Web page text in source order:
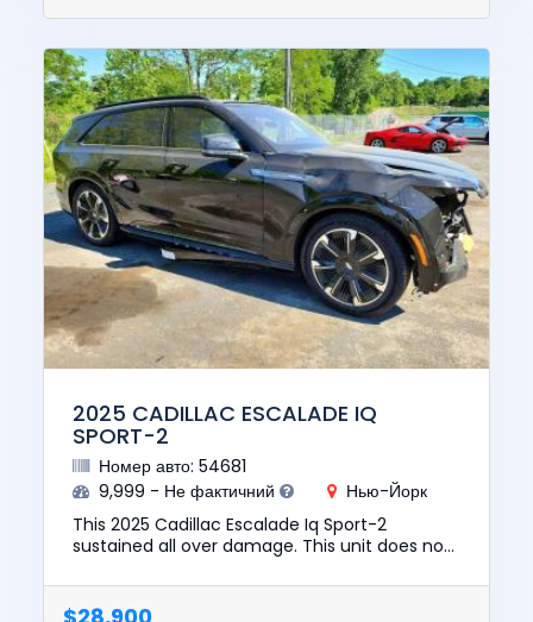
2025 CADILLAC ESCALADE IQ
SPORT-2
Номер авто: 54681
9,999 - Не фактичний
Нью-Йорк
This 2025 Cadillac Escalade Iq Sport-2
sustained all over damage. This unit does not
this vehicle was $13...